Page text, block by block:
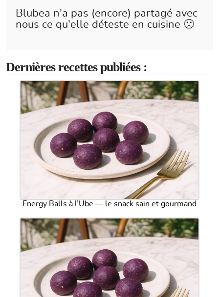
Blubea n'a pas (encore) partagé avec
nous ce qu'elle déteste en cuisine 🙁
Dernières recettes publiées :
Energy Balls à l’Ube — le snack sain et gourmand